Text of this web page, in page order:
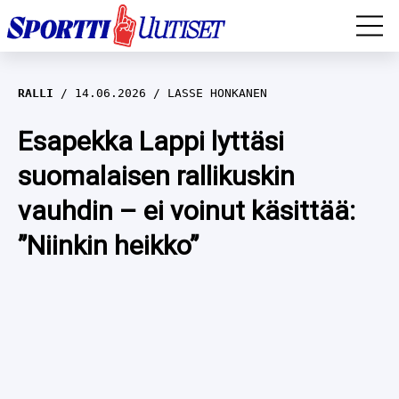
EM-YLEISURHEILU
JÄÄKIEKKO
YLEISURHEILU
WILMA HELTELÄ
TALVILAJIT
RALLI 14.06.2026 LASSE HONKANEN
Esapekka Lappi lyttäsi
suomalaisen rallikuskin
vauhdin – ei voinut käsittää:
”Niinkin heikko”